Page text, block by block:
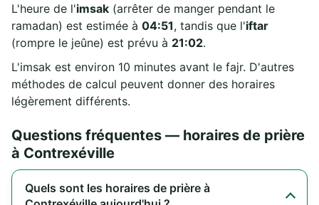
L'heure de l'imsak (arrêter de manger pendant le
ramadan) est estimée à 04:51, tandis que l'iftar
(rompre le jeûne) est prévu à 21:02.
L'imsak est environ 10 minutes avant le fajr. D'autres
méthodes de calcul peuvent donner des horaires
légèrement différents.
Questions fréquentes — horaires de prière
à Contrexéville
Quels sont les horaires de prière à